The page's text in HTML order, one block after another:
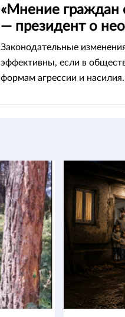
«Мнение граждан
— президент о
против насилия
Законодательные
эффективны, если в
формам агрессии и насилия.